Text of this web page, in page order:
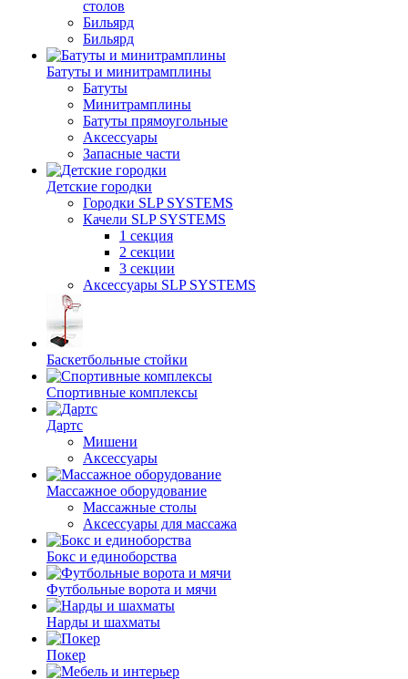
столов
Бильяpд
Бильяpд
Батуты и минитрамплины
Батуты
Минитрамплины
Батуты прямоугольные
Аксессуары
Запасные части
Детские городки
Городки SLP SYSTEMS
Качели SLP SYSTEMS
1 секция
2 секции
3 секции
Аксессуары SLP SYSTEMS
Баскетбольные стойки
Спортивные комплексы
Дартс
Мишени
Аксессуары
Массажное оборудование
Массажные столы
Аксессуары для массажа
Бокс и единоборства
Футбольные ворота и мячи
Нарды и шахматы
Покер